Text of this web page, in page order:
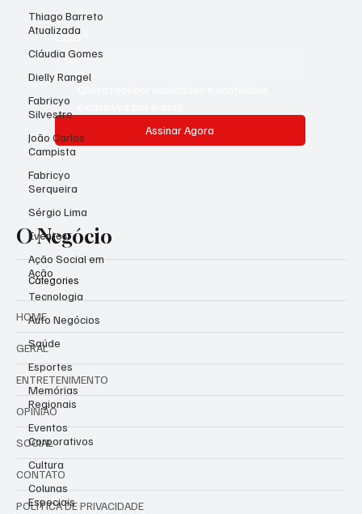
Thiago Barreto
Atualizada
Cláudia Gomes
Dielly Rangel
Fabricyo
Silvestre
João Carlos
Campista
Fabricyo
Serqueira
Sérgio Lima
Eventos
Ação Social em
Ação
Tecnologia
Auto Negócios
Saúde
Esportes
Memórias
Regionais
Eventos
Corporativos
Cultura
Colunas
Especiais
Email
Assinar Agora
O Negócio
Categories
HOME
GERAL
ENTRETENIMENTO
OPINIÃO
SOCIAL
CONTATO
POLÍTICA DE PRIVACIDADE